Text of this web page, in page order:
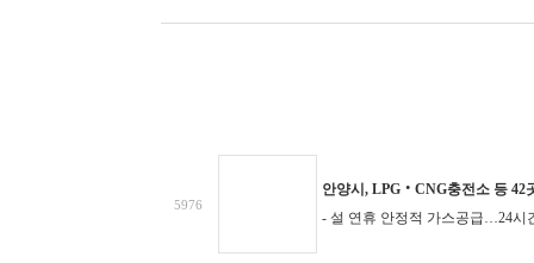
5976
안양시, LPG‧CNG충전소 등 42
- 설 연휴 안정적 가스공급…24시